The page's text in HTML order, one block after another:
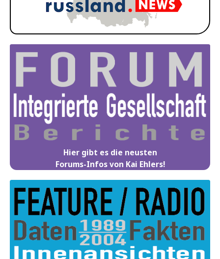
Hier gibt es die neusten
Forums-Infos von Kai Ehlers!